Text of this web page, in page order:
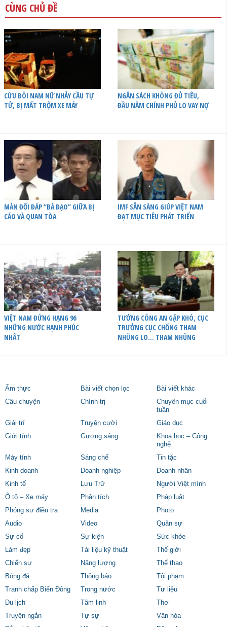
CÙNG CHỦ ĐỀ
CỨU ĐÔI NAM NỮ NHẢY CẦU TỰ
TỬ, BỊ MẤT TRỘM XE MÁY
NGÂN SÁCH KHÔNG ĐỦ TIÊU,
ĐẦU NĂM CHÍNH PHỦ LO VAY NỢ
MÀN ĐỐI ĐÁP “BÁ ĐẠO” GIỮA BỊ
CÁO VÀ QUAN TÒA
IMF SẴN SÀNG GIÚP VIỆT NAM
ĐẠT MỤC TIÊU PHÁT TRIỂN
VIỆT NAM ĐỨNG HẠNG 96
NHỮNG NƯỚC HẠNH PHÚC
NHẤT
TƯỚNG CÔNG AN GẶP KHÓ, CỤC
TRƯỞNG CỤC CHỐNG THAM
NHŨNG LO… THAM NHŨNG
Ẩm thực Bài viết chọn lọc
Bài viết khác
Câu chuyện
Chính trị
Chuyên mục cuối
tuần
Giải trí
Truyện cười
Giáo dục
Giới tính
Gương sáng
Khoa học – Công
nghệ
Máy tính
Sáng chế
Tin tặc
Kinh doanh
Doanh nghiệp
Doanh nhân
Kinh tế
Lưu Trữ
Người Việt mình
Ô tô – Xe máy
Phân tích
Pháp luật
Phóng sự điều tra
Media
Photo
Audio
Video
Quân sự
Sự cố
Sự kiện
Sức khỏe
Làm đẹp
Tài liệu kỹ thuật
Thế giới
Chiến sự
Năng lượng
Thể thao
Bóng đá
Thông báo
Tội phạm
Tranh chấp Biển Đông
Trong nước
Tư liệu
Du lịch
Tâm linh
Thơ
Truyện ngắn
Tự sự
Văn hóa